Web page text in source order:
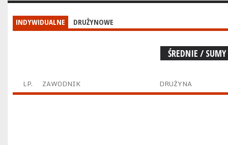
INDYWIDUALNE DRUŻYNOWE
ŚREDNIE / SUMY
LP. ZAWODNIK DRUŻYNA